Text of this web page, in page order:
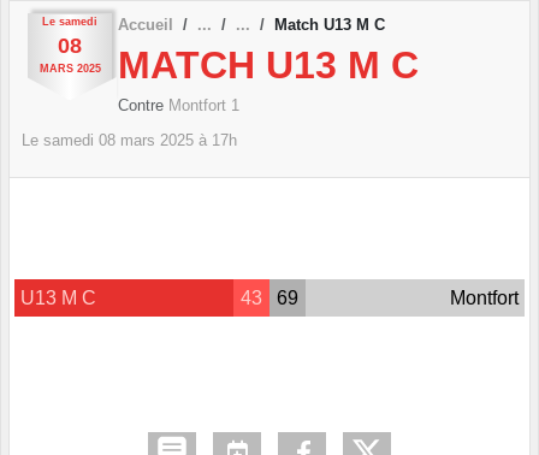
Le samedi
08
MARS 2025
Accueil Match U13 M C
MATCH U13 M C
Contre Montfort 1
Le samedi 08 mars 2025 à 17h
U13 M C 43 69 Montfort